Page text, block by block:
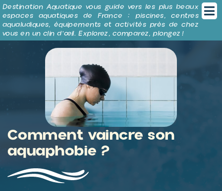
Destination Aquatique vous guide vers les plus beaux
espaces aquatiques de France : piscines, centres
aqualudiques, équipements et activités près de chez
vous en un clin d’œil. Explorez, comparez, plongez !
Comment vaincre son
aquaphobie ?
Panneau de gestion des cookies